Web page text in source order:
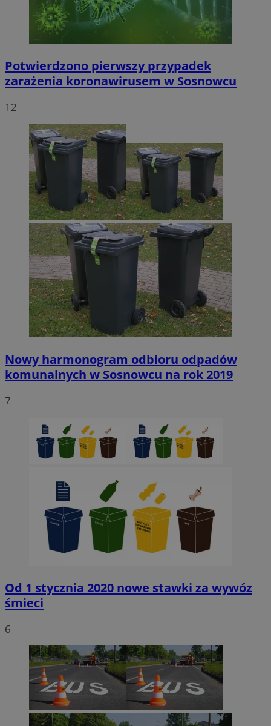
Potwierdzono pierwszy przypadek
zarażenia koronawirusem w Sosnowcu
12
Nowy harmonogram odbioru odpadów
komunalnych w Sosnowcu na rok 2019
7
Od 1 stycznia 2020 nowe stawki za wywóz
śmieci
6